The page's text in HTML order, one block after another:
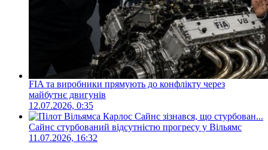
FIA та виробники прямують до конфлікту через
майбутнє двигунів
12.07.2026, 0:35
Сайнс стурбований відсутністю прогресу у Вільямс
11.07.2026, 16:32